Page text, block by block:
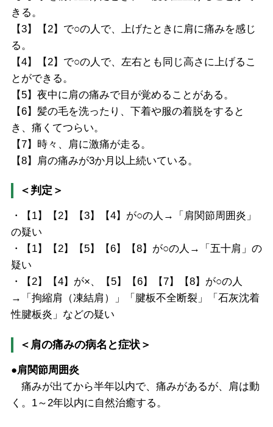
きる。
【3】【2】で○の人で、上げたときに肩に痛みを感じ
る。
【4】【2】で○の人で、左右とも同じ高さに上げるこ
とができる。
【5】夜中に肩の痛みで目が覚めることがある。
【6】髪の毛を洗ったり、下着や服の着脱をすると
き、痛くてつらい。
【7】時々、肩に激痛が走る。
【8】肩の痛みが3か月以上続いている。
＜判定＞
・【1】【2】【3】【4】が○の人→「肩関節周囲炎」
の疑い
・【1】【2】【5】【6】【8】が○の人→「五十肩」の
疑い
・【2】【4】が×、【5】【6】【7】【8】が○の人
→「拘縮肩（凍結肩）」「腱板不全断裂」「石灰沈着
性腱板炎」などの疑い
＜肩の痛みの病名と症状＞
●肩関節周囲炎
痛みが出てから半年以内で、痛みがあるが、肩は動
く。1～2年以内に自然治癒する。